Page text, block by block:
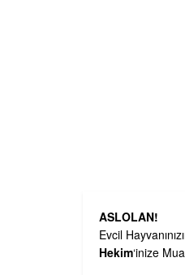
ASLOLAN!
Evcil
Hekim‘inize